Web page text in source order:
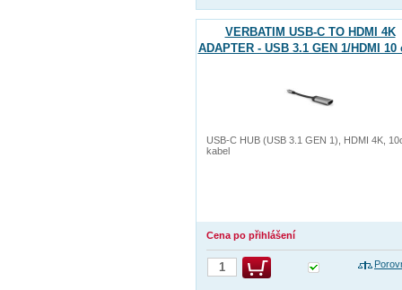
VERBATIM USB-C TO HDMI 4K
ADAPTER - USB 3.1 GEN 1/HDMI 10
USB-C HUB (USB 3.1 GEN 1), HDMI 4K,
kabel
Cena po přihlášení